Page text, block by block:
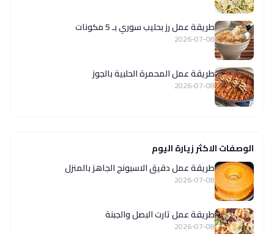
طريقة عمل رز بحليب سوري بـ 5 مكونات
2026-07-08
طريقة عمل المحمرة الحلبية بالجوز
2026-07-08
الوصفات الاكثر زيارة اليوم
طريقة عمل دقيق الاسبونج الجاهز بالمنزل
2026-07-08
طريقة عمل تارت البصل والجبنة
2026-07-08